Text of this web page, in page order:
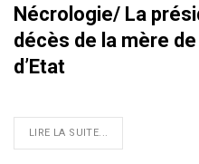
Nécrologie/ La
décès de la mère
d’Etat
LIRE LA SUITE...